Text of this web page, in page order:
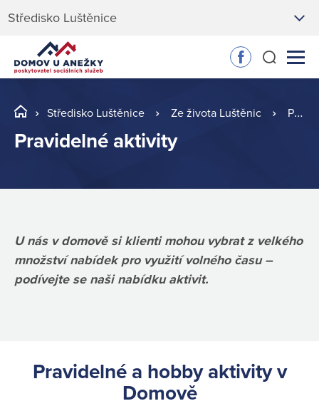
Středisko Luštěnice
Středisko Luštěnice Ze života Luštěnic Pravidelné aktivity
Pravidelné aktivity
U nás v domově si klienti mohou vybrat z velkého
množství nabídek pro využití volného času –
podívejte se naši nabídku aktivit.
Pravidelné a hobby aktivity v
Domově